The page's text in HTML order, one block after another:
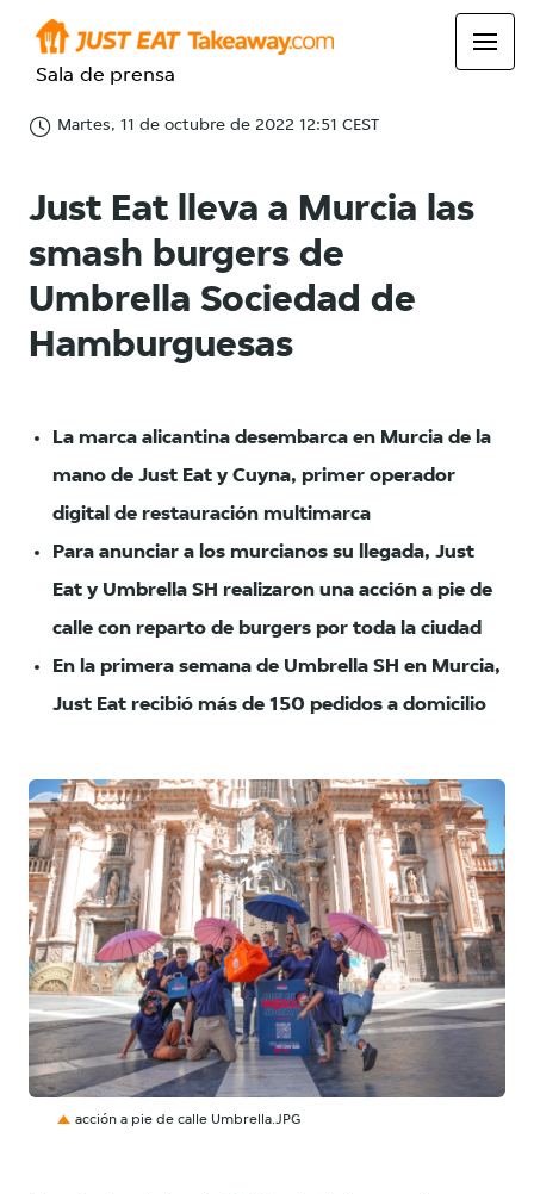
Sala de prensa
Martes, 11 de octubre de 2022 12:51 CEST
Just Eat lleva a Murcia las
smash burgers de
Umbrella Sociedad de
Hamburguesas
La marca alicantina desembarca en Murcia de la
mano de Just Eat y Cuyna, primer operador
digital de restauración multimarca
Para anunciar a los murcianos su llegada, Just
Eat y Umbrella SH realizaron una acción a pie de
calle con reparto de burgers por toda la ciudad
En la primera semana de Umbrella SH en Murcia,
Just Eat recibió más de 150 pedidos a domicilio
JPG
acción a pie de calle Umbrella.JPG